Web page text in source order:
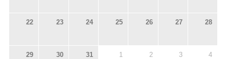
22 23 24 25 26 27 28
29 30 31 1 2 3 4